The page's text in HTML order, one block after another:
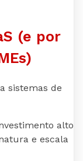
(e por
sistemas de
alto
e escala